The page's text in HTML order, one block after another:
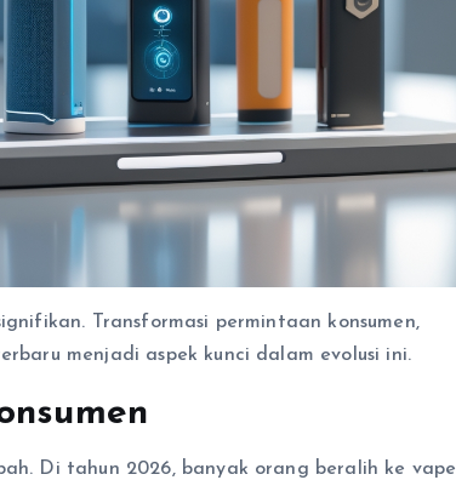
Transformasi permintaan konsumen,
menjadi aspek kunci dalam evolusi ini.
Di tahun 2026, banyak orang beralih ke vape